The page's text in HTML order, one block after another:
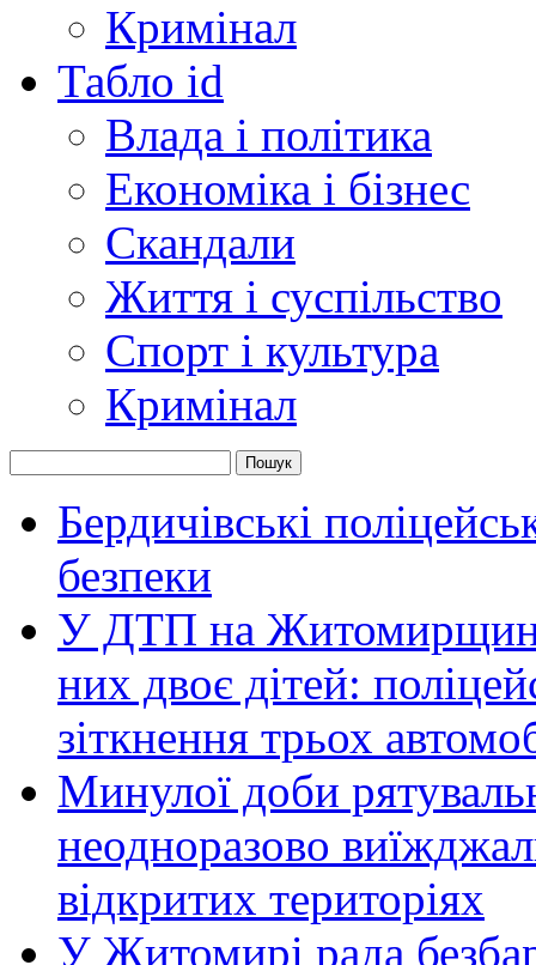
Кримінал
Табло id
Влада і політика
Економіка і бізнес
Скандали
Життя і суспільство
Спорт і культура
Кримінал
Бердичівські
безпеки
У ДТП на Житомирщині
них двоє дітей:
зіткнення трьох
Минулої доби
неодноразово
відкритих територіях
У Житомирі рада